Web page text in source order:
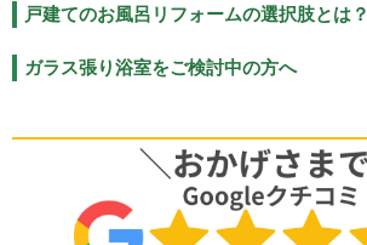
戸建てのお風呂リフォームの選択肢とは？
ガラス張り浴室をご検討中の方へ